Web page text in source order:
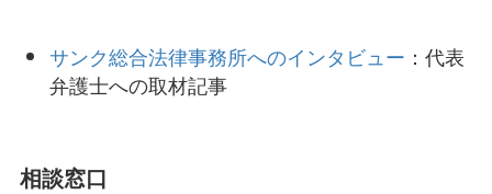
サンク総合法律事務所へのインタビュー ：代表
弁護士への取材記事
相談窓口